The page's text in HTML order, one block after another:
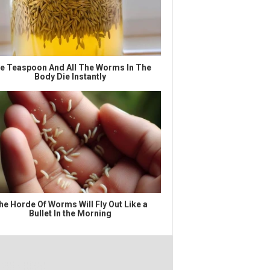
Teaspoon And All The Worms In The
Body Die Instantly
Horde Of Worms Will Fly Out Like a
Bullet In the Morning